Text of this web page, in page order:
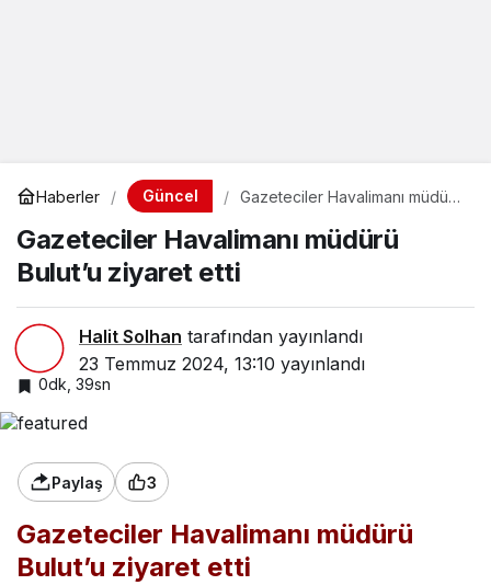
Haberler Güncel
Gazeteciler Havalimanı müdürü
Gazeteciler Havalimanı müdürü
Bulut’u ziyaret etti
Halit Solhan tarafından yayınlandı
23 Temmuz 2024, 13:10 yayınlandı
0dk, 39sn
Paylaş 3
Gazeteciler Havalimanı müdürü
Bulut’u ziyaret etti